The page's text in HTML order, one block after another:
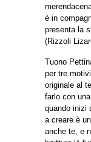
è in
presenta la
(Rizzoli
Tuono
per tre
originale al
farlo con
quando inizi
a creare è
anche te, e